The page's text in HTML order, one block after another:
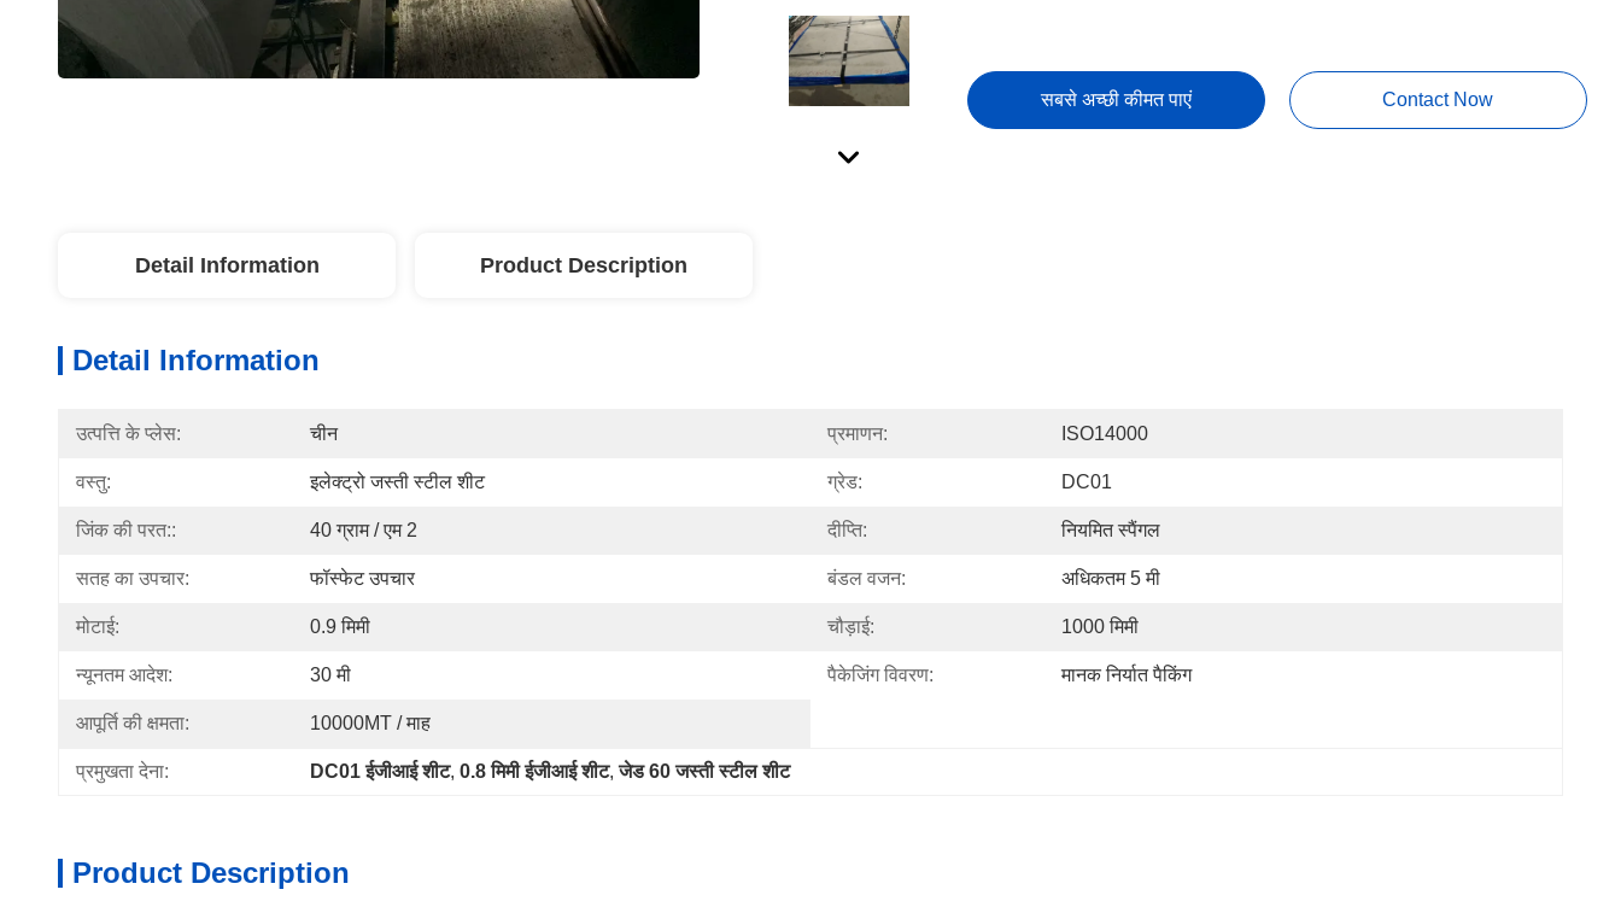
सबसे अच्छी कीमत पाएं Contact Now
Detail Information Product Description
Detail Information
उत्पत्ति के प्लेस: चीन प्रमाणन: ISO14000
वस्तु: इलेक्ट्रो जस्ती स्टील शीट ग्रेड: DC01
जिंक की परत:: 40 ग्राम / एम 2 दीप्ति: नियमित स्पैंगल
सतह का उपचार: फॉस्फेट उपचार बंडल वजन: अधिकतम 5 मी
मोटाई: 0.9 मिमी चौड़ाई: 1000 मिमी
न्यूनतम आदेश: 30 मी पैकेजिंग विवरण: मानक निर्यात पैकिंग
आपूर्ति की क्षमता: 10000MT / माह
प्रमुखता देना: DC01 ईजीआई शीट, 0.8 मिमी ईजीआई शीट, जेड 60 जस्ती स्टील शीट
Product Description